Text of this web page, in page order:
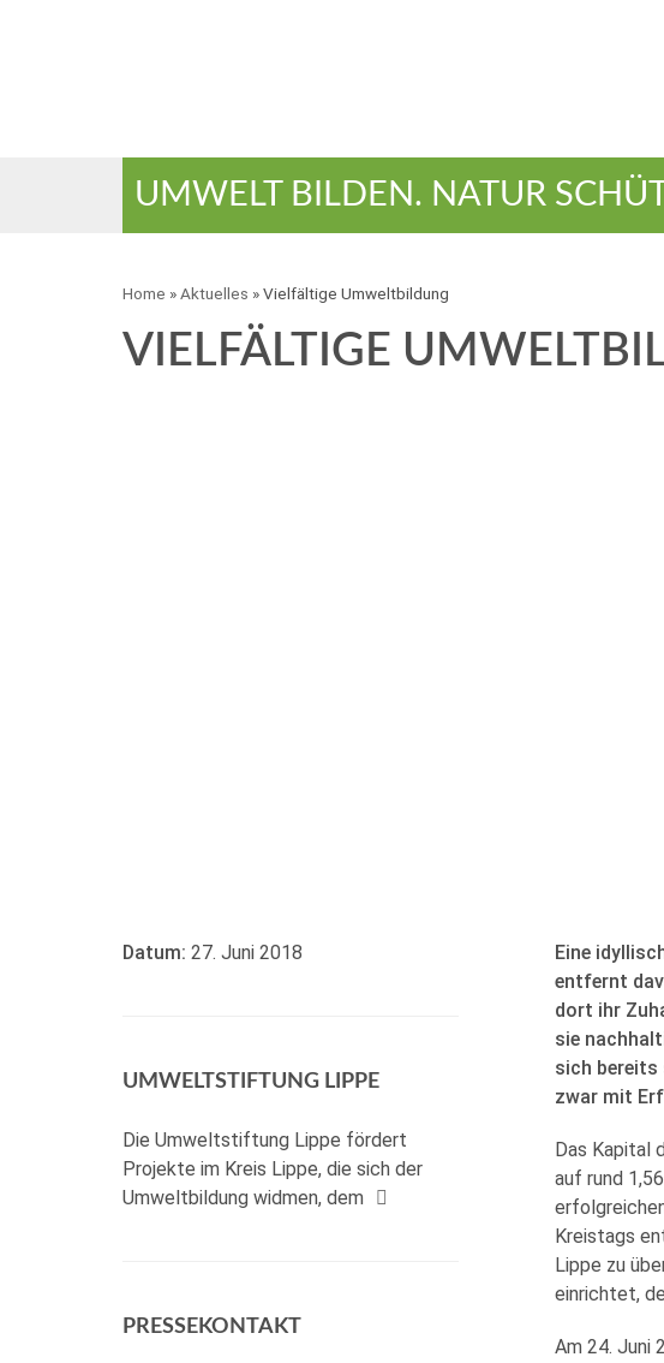
UMWELT BILDEN. NATUR
Home »Aktuelles »Vielfältige Umweltbildung
VIELFÄLTIGE
Datum: 27. Juni 2018
UMWELTSTIFTUNG LIPPE
Die Umweltstiftung Lippe fördert
Projekte im Kreis Lippe, die sich der
Umweltbildung widmen, dem
PRESSEKONTAKT
Eine
entfernt
dort ihr
sie
sich bereits
zwar mit
Das Kapital
auf rund
Kreistags
Lippe zu
einrichtet,
Am 24. Juni